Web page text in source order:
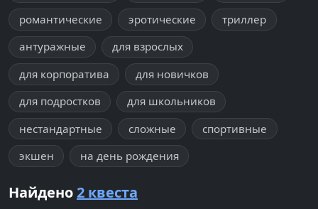
романтические
эротические
триллер
антуражные
для взрослых
для корпоратива
для новичков
для подростков
для школьников
нестандартные
сложные
спортивные
экшен
на день рождения
Найдено2 квеста